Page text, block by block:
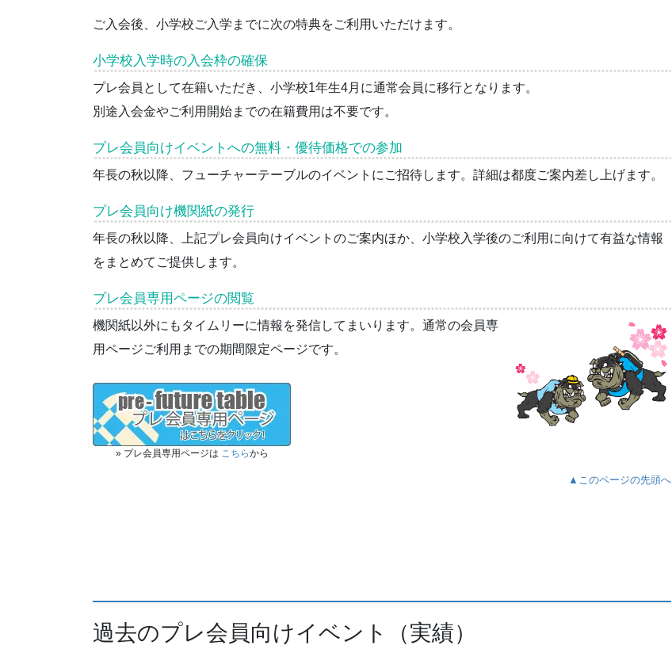
ご入会後、小学校ご入学までに次の特典をご利用いただけます。
小学校入学時の入会枠の確保
プレ会員として在籍いただき、小学校1年生4月に通常会員に移行となります。
別途入会金やご利用開始までの在籍費用は不要です。
プレ会員向けイベントへの無料・優待価格での参加
年長の秋以降、フューチャーテーブルのイベントにご招待します。詳細は都度ご案内差し上げます。
プレ会員向け機関紙の発行
年長の秋以降、上記プレ会員向けイベントのご案内ほか、小学校入学後のご利用に向けて有益な情報
をまとめてご提供します。
プレ会員専用ページの閲覧
機関紙以外にもタイムリーに情報を発信してまいります。通常の会員専
用ページご利用までの期間限定ページです。
» プレ会員専用ページは こちらから
▲このページの先頭へ
過去のプレ会員向けイベント（実績）